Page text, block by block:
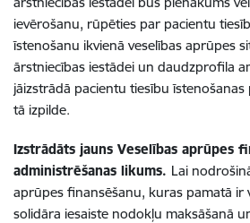
ievērošanu, rūpēties par pacientu
īstenošanu ikvienā veselības aprūpes
ārstniecības iestādei un daudzprofila
jāizstrādā pacientu tiesību
tā izpilde.
Izstrādāts jauns Veselības aprūpes
administrēšanas likums. Lai
aprūpes finansēšanu, kuras pamatā ir
solidāra iesaiste nodokļu maksāšanā